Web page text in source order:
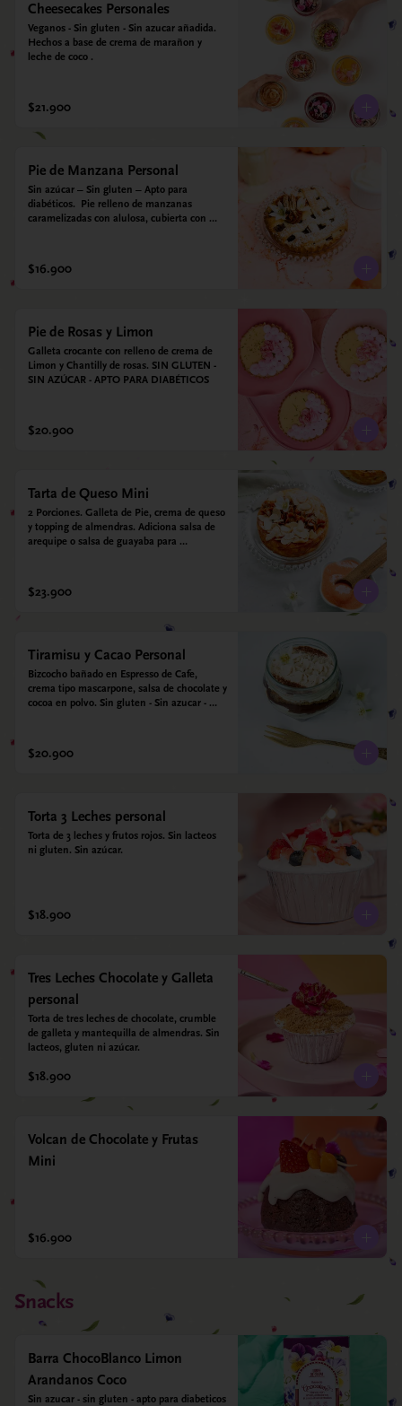
Cheesecakes Personales
Veganos - Sin gluten - Sin azucar añadida.
Hechos a base de crema de marañon y
leche de coco .
$21.900
Pie de Manzana Personal
Sin azúcar – Sin gluten – Apto para
diabéticos.  Pie relleno de manzanas
caramelizadas con alulosa, cubierta con
de leche de coco y que envuelve todos los
sabores.
$16.900
Pie de Rosas y Limon
Galleta crocante con relleno de crema de
Limon y Chantilly de rosas. SIN GLUTEN -
SIN AZÚCAR - APTO PARA DIABÉTICOS
$20.900
Tarta de Queso Mini
2 Porciones. Galleta de Pie, crema de queso
y topping de almendras. Adiciona salsa de
arequipe o salsa de guayaba para
$23.900
Tiramisu y Cacao Personal
Bizcocho bañado en Espresso de Cafe,
crema tipo mascarpone, salsa de chocolate y
cocoa en polvo. Sin gluten - Sin azucar -
$20.900
Torta 3 Leches personal
Torta de 3 leches y frutos rojos. Sin lacteos
ni gluten. Sin azúcar.
$18.900
Tres Leches Chocolate y Galleta
personal
Torta de tres leches de chocolate, crumble
de galleta y mantequilla de almendras. Sin
lacteos, gluten ni azúcar.
$18.900
Volcan de Chocolate y Frutas
Mini
$16.900
Snacks
Barra ChocoBlanco Limon
Arandanos Coco
Sin azucar - sin gluten - apto para diabeticos